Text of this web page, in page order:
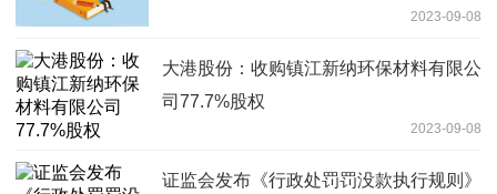
2023-09-08
大港股份：收购镇江新纳环保材料有限公
司77.7%股权
2023-09-08
证监会发布《行政处罚罚没款执行规则》